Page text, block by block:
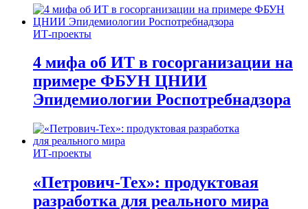
ИТ-проекты
4 мифа об ИТ в госорганизации на
примере ФБУН ЦНИИ
Эпидемиологии Роспотребнадзора
ИТ-проекты
«Петрович-Тех»: продуктовая
разработка для реального мира